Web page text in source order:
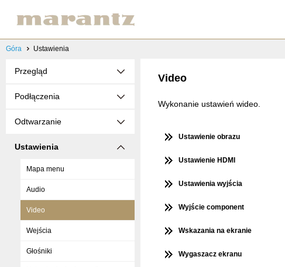
Góra Ustawienia
Przegląd
Podłączenia
Odtwarzanie
Ustawienia
Mapa menu
Audio
Video
Wejścia
Głośniki
Video
Wykonanie ustawień wideo.
Ustawienie obrazu
Ustawienie HDMI
Ustawienia wyjścia
Wyjście component
Wskazania na ekranie
Wygaszacz ekranu